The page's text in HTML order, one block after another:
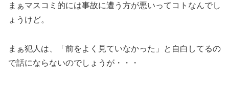
まぁマスコミ的には事故に遭う方が悪いってコトなんでし
ょうけど。
まぁ犯人は、「前をよく見ていなかった」と自白してるの
で話にならないのでしょうが・・・